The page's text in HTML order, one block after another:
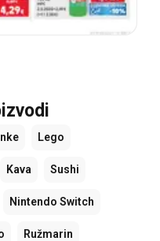
Lego
Kava Sushi
Nintendo Switch
Ružmarin